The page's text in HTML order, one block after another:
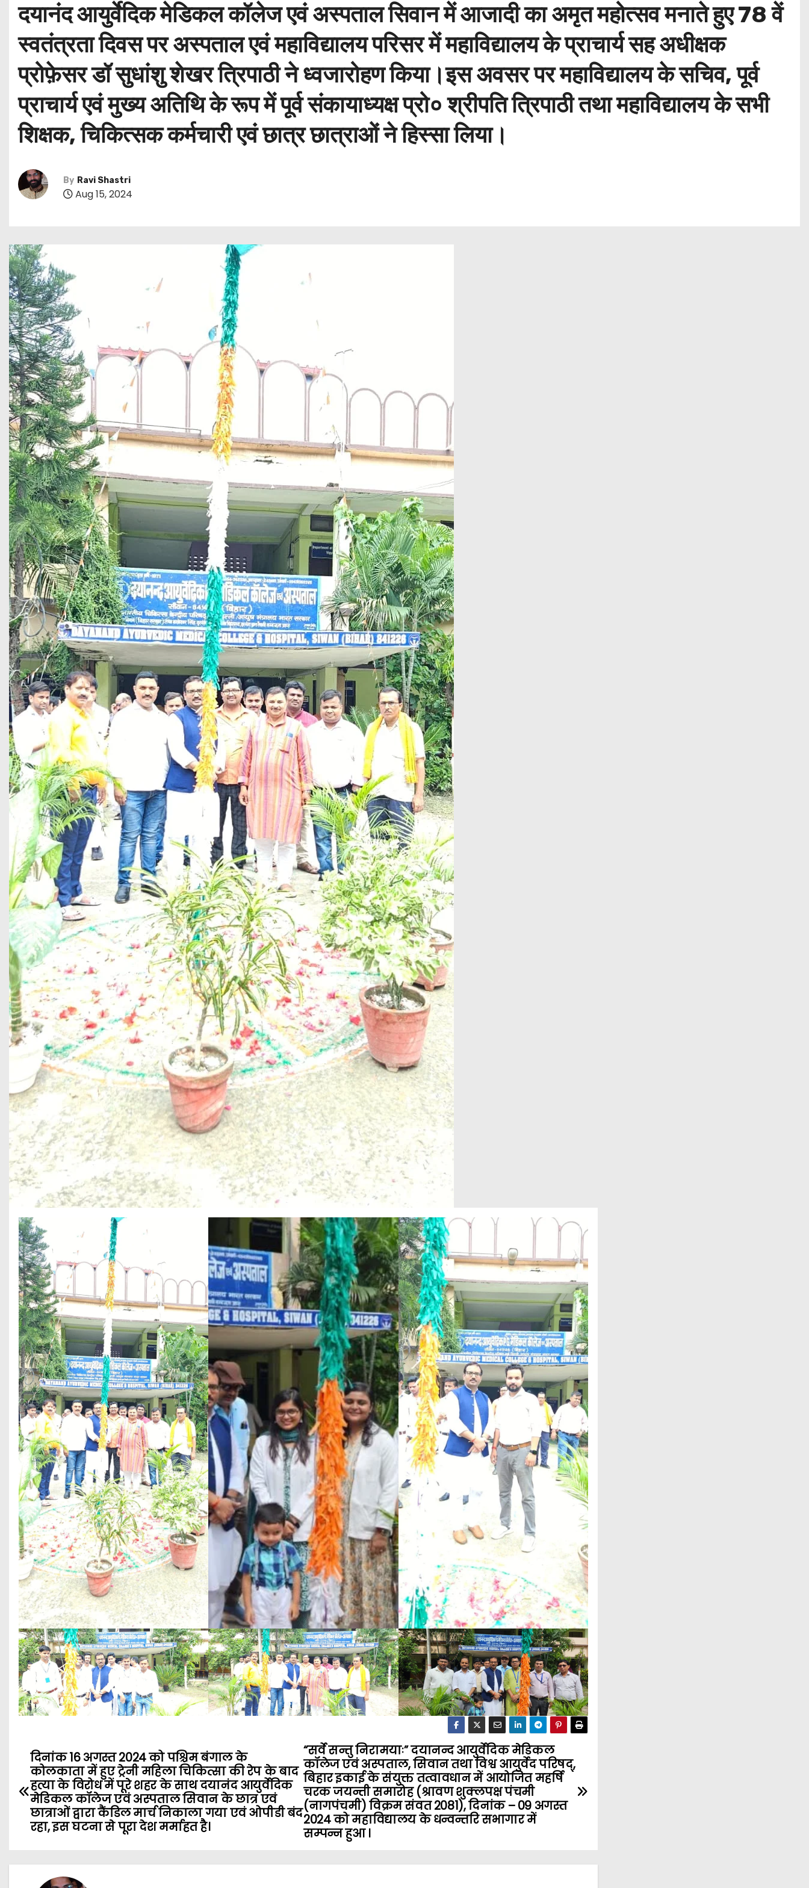
दयानंद आयुर्वेदिक मेडिकल कॉलेज एवं अस्पताल सिवान में आजादी का अमृत महोत्सव मनाते हुए 78 वें
स्वतंत्रता दिवस पर अस्पताल एवं महाविद्यालय परिसर में महाविद्यालय के प्राचार्य सह अधीक्षक
प्रोफ़ेसर डॉ सुधांशु शेखर त्रिपाठी ने ध्वजारोहण किया।इस अवसर पर महाविद्यालय के सचिव, पूर्व
प्राचार्य एवं मुख्य अतिथि के रूप में पूर्व संकायाध्यक्ष प्रो० श्रीपति त्रिपाठी तथा महाविद्यालय के सभी
शिक्षक, चिकित्सक कर्मचारी एवं छात्र छात्राओं ने हिस्सा लिया।
By Ravi Shastri
Aug 15, 2024
o
“सर्वे सन्तु निरामयाः” दयानन्द आयुर्वेदिक मेडिकल
कॉलेज एवं अस्पताल, सिवान तथा विश्व आयुर्वेद परिषद्,
बिहार इकाई के संयुक्त तत्वावधान में आयोजित महर्षि
चरक जयन्ती समारोह (श्रावण शुक्लपक्ष पंचमी
(नागपंचमी) विक्रम संवत 2081), दिनांक – 09 अगस्त
2024 को महाविद्यालय के धन्वन्तरि सभागार में
सम्पन्न हुआ ।
दिनांक 16 अगस्त 2024 को पश्चिम बंगाल के
कोलकाता में हुए ट्रेनी महिला चिकित्सा की रेप के बाद
हत्या के विरोध में पूरे शहर के साथ दयानंद आयुर्वेदिक
मेडिकल कॉलेज एवं अस्पताल सिवान के छात्र एवं
छात्राओं द्वारा कैंडिल मार्च निकाला गया एवं ओपीडी बंद
रहा, इस घटना से पूरा देश मर्माहत है।